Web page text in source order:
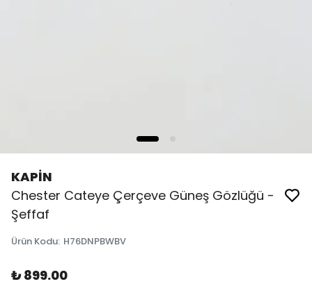
KAPİN
Chester Cateye Çerçeve Güneş Gözlüğü -
Şeffaf
Ürün Kodu: H76DNPBWBV
₺ 899.00